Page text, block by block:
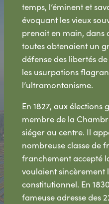
temps, l’éminent et
évoquant les vieux
prenait en main, dans
toutes obtenaient un
défense des libertés
les usurpations
l’ultramontanisme.
En 1827, aux élections
membre de la
siéger au centre. Il
nombreuse classe de
franchement accepté
voulaient sincèrement
constitutionnel. En
fameuse adresse des